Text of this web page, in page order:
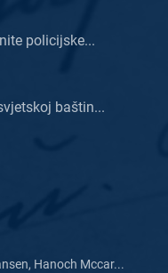
policijske...
baštin...
Hanoch Mccar...